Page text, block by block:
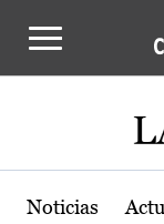
Actualidad
Noticias